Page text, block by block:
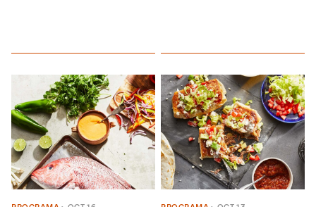
Sabor
Kitchens